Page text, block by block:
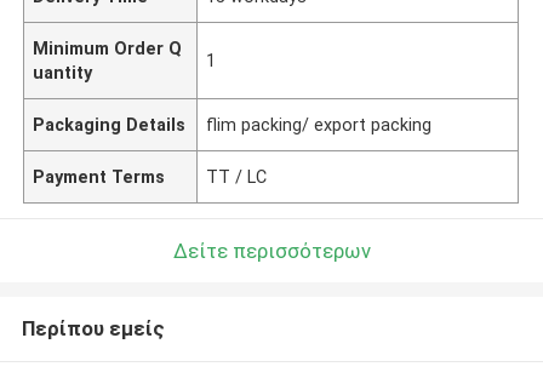
Minimum Order Q
uantity
1
Packaging Details flim packing/ export packing
Payment Terms TT / LC
Δείτε περισσότερων
Περίπου εμείς